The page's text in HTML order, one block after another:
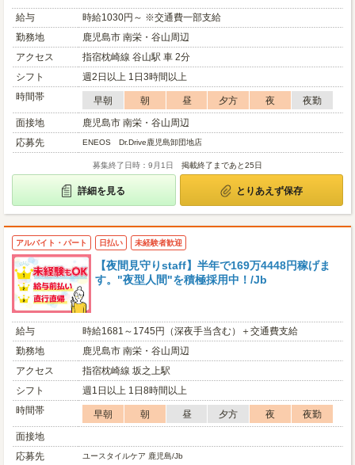
給与
時給1030円～ ※交通費一部支給
勤務地
鹿児島市 南栄・谷山周辺
アクセス
指宿枕崎線 谷山駅 車 2分
シフト
週2日以上 1日3時間以上
時間帯
早朝 朝 昼 夕方 夜
夜勤
面接地
鹿児島市 南栄・谷山周辺
応募先
ENEOS Dr.Drive鹿児島卸団地店
募集終了日時：9月1日 掲載終了まであと25日
詳細を見る とりあえず保存
アルバイト・パート 日払い 未経験者歓迎
【夜間見守りstaff】半年で169万4448円稼げま
す。"夜型人間"を積極採用中！/Jb
給与
時給1681～1745円（深夜手当含む）＋交通費支給
勤務地
鹿児島市 南栄・谷山周辺
アクセス
指宿枕崎線 坂之上駅
シフト
週1日以上 1日8時間以上
時間帯
早朝 朝 昼 夕方 夜
夜勤
面接地
応募先
ユースタイルケア 鹿児島/Jb